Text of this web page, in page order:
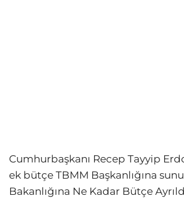
Cumhurbaşkanı Recep Tayyip
ek bütçe TBMM Başkanlığına
Bakanlığına Ne Kadar Bütçe